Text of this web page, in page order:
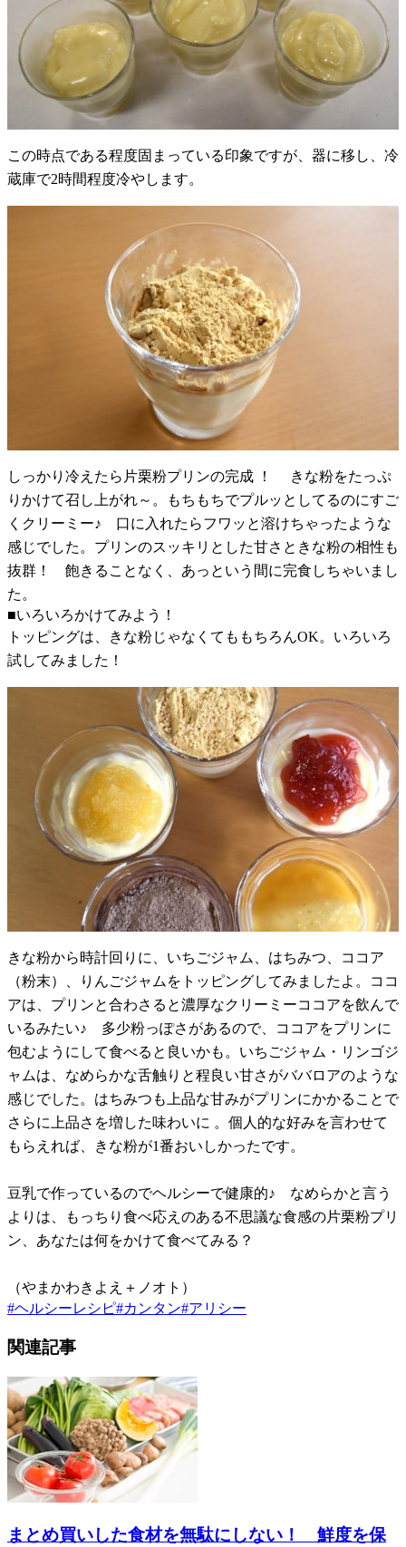
この時点である程度固まっている印象ですが、器に移し、冷
蔵庫で2時間程度冷やします。
しっかり冷えたら片栗粉プリンの完成 ！ きな粉をたっぷ
りかけて召し上がれ～。もちもちでプルッとしてるのにすご
くクリーミー♪ 口に入れたらフワッと溶けちゃったような
感じでした。プリンのスッキリとした甘さときな粉の相性も
抜群！ 飽きることなく、あっという間に完食しちゃいまし
た。
■いろいろかけてみよう！
トッピングは、きな粉じゃなくてももちろんOK。いろいろ
試してみました！
きな粉から時計回りに、いちごジャム、はちみつ、ココア
（粉末）、りんごジャムをトッピングしてみましたよ。ココ
アは、プリンと合わさると濃厚なクリーミーココアを飲んで
いるみたい♪ 多少粉っぽさがあるので、ココアをプリンに
包むようにして食べると良いかも。いちごジャム・リンゴジ
ャムは、なめらかな舌触りと程良い甘さがババロアのような
感じでした。はちみつも上品な甘みがプリンにかかることで
さらに上品さを増した味わいに 。個人的な好みを言わせて
もらえれば、きな粉が1番おいしかったです。
豆乳で作っているのでヘルシーで健康的♪ なめらかと言う
よりは、もっちり食べ応えのある不思議な食感の片栗粉プリ
ン、あなたは何をかけて食べてみる？
（やまかわきよえ＋ノオト）
#ヘルシーレシピ#カンタン#アリシー
関連記事
まとめ買いした食材を無駄にしない！ 鮮度を保